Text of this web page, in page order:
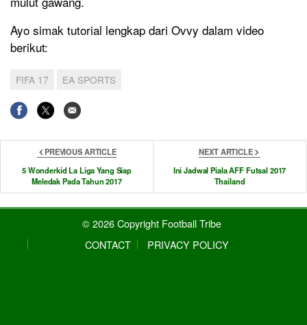
Ayo simak tutorial lengkap dari Ovvy dalam video
berikut:
FIFA 17 EA SPORTS
PREVIOUS ARTICLE
5 Wonderkid La Liga Yang Siap
Meledak Pada Tahun 2017
NEXT ARTICLE
Ini Jadwal Piala AFF Futsal 2017
Thailand
© 2026 Copyright Football Tribe
CONTACT
PRIVACY POLICY